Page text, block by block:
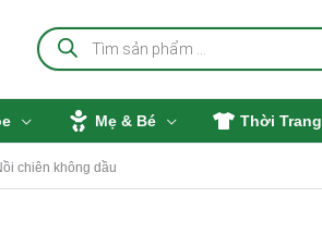
Tìm
kiếm
sản
Mẹ & Bé Thời Trang
chiên không dầu